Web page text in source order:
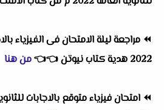
⏪ مراجعة ليلة الامتحان فى الفيزياء
2022 هدية كتاب نيوتن
👈
👈من هنا
⏪